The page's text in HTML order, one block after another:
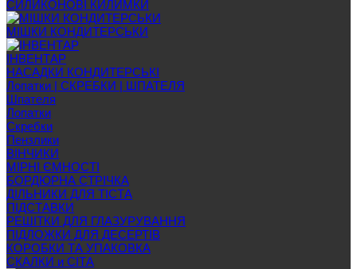
СИЛИКОНОВІ КИЛИМКИ
МІШКИ КОНДИТЕРСЬКИ
ІНВЕНТАР
НАСАДКИ КОНДИТЕРСЬКІ
Лопатки | СКРЕБКИ | ШПАТЕЛЯ
Шпателя
Лопатки
Скребки
Пензлики
ВІНЧИКИ
МІРНІ ЄМНОСТІ
БОРДЮРНА СТРІЧКА
ДІЛЬНИКИ ДЛЯ ТІСТА
ПІДСТАВКИ
РЕШІТКИ ДЛЯ ГЛАЗУРУВАННЯ
ПІДЛОЖКИ ДЛЯ ДЕСЕРТІВ
КОРОБКИ ТА УПАКОВКА
СКАЛКИ и СІТА